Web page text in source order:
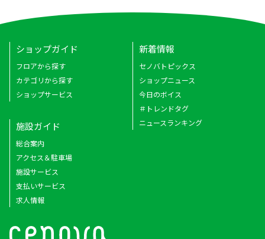
ショップガイド
フロアから探す
カテゴリから探す
ショップサービス
新着情報
セノバトピックス
ショップニュース
今日のボイス
＃トレンドタグ
ニュースランキング
施設ガイド
総合案内
アクセス＆駐車場
施設サービス
支払いサービス
求人情報